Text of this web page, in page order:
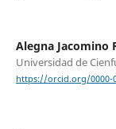
Alegna Jacomino
Universidad de
https://orcid.org/0000-